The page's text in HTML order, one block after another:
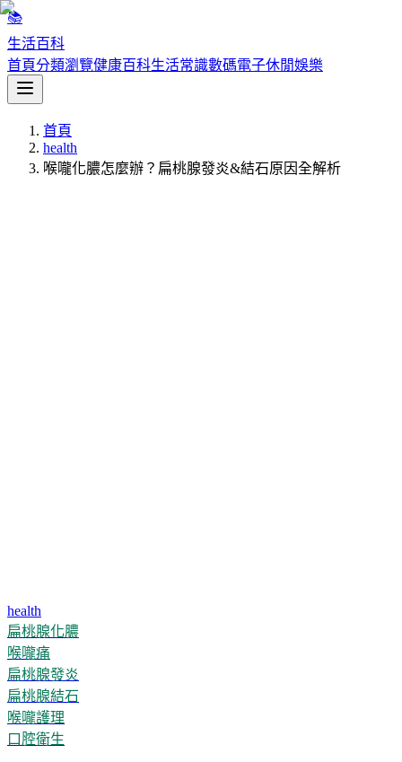
📚
生活百科
首頁分類瀏覽健康百科生活常識數碼電子休閒娛樂
首頁
health
喉嚨化膿怎麼辦？扁桃腺發炎&結石原因全解析
health
扁桃腺化膿
喉嚨痛
扁桃腺發炎
扁桃腺結石
喉嚨護理
口腔衛生